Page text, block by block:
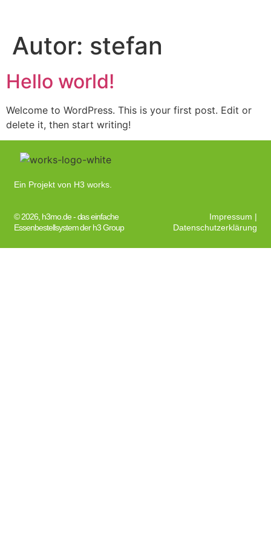
Autor: stefan
Hello world!
Welcome to WordPress. This is your first post. Edit or
delete it, then start writing!
Ein Projekt von H3 works.
© 2026, h3mo.de - das einfache
Essenbestellsystem der h3 Group
Impressum |
Datenschutzerklärung